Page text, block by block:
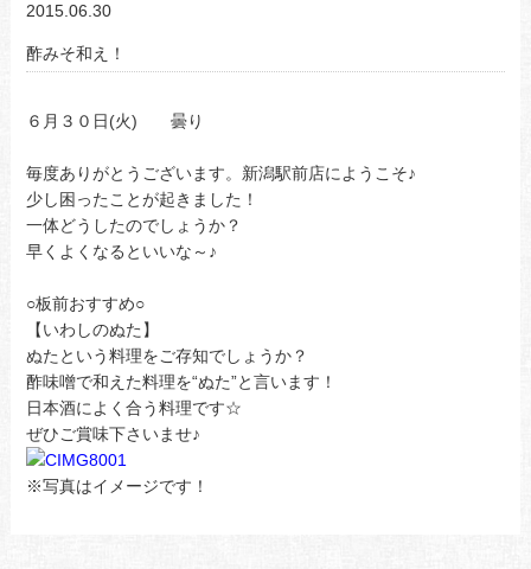
2015.06.30
酢みそ和え！
６月３０日(火) 曇り
毎度ありがとうございます。新潟駅前店にようこそ♪
少し困ったことが起きました！
一体どうしたのでしょうか？
早くよくなるといいな～♪
○板前おすすめ○
【いわしのぬた】
ぬたという料理をご存知でしょうか？
酢味噌で和えた料理を“ぬた”と言います！
日本酒によく合う料理です☆
ぜひご賞味下さいませ♪
※写真はイメージです！